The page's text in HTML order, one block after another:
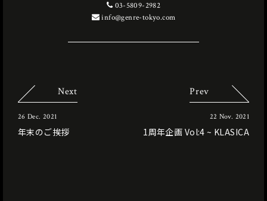
03-5809-2982
info@genre-tokyo.com
Next
26 Dec. 2021
年末のご挨拶
Prev
22 Nov. 2021
1周年企画 Vol:4 ~ KLASICA